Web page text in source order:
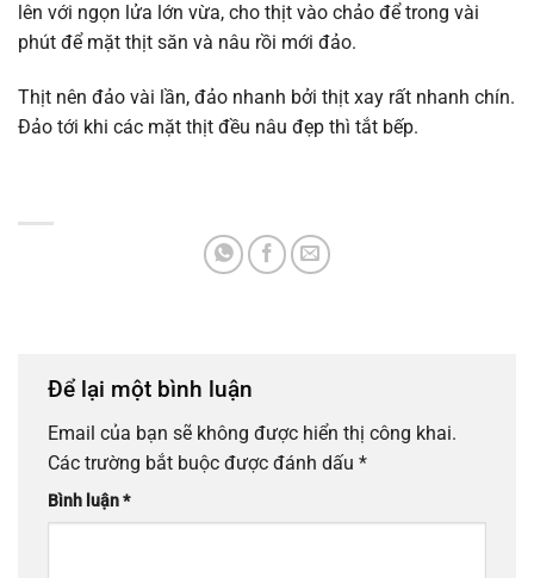
lên với ngọn lửa lớn vừa, cho thịt vào chảo để trong vài
phút để mặt thịt săn và nâu rồi mới đảo.
Thịt nên đảo vài lần, đảo nhanh bởi thịt xay rất nhanh chín.
Đảo tới khi các mặt thịt đều nâu đẹp thì tắt bếp.
Để lại một bình luận
Email của bạn sẽ không được hiển thị công khai.
Các trường bắt buộc được đánh dấu *
Bình luận*